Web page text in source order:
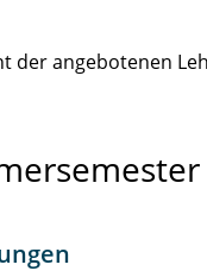
der angebotenen